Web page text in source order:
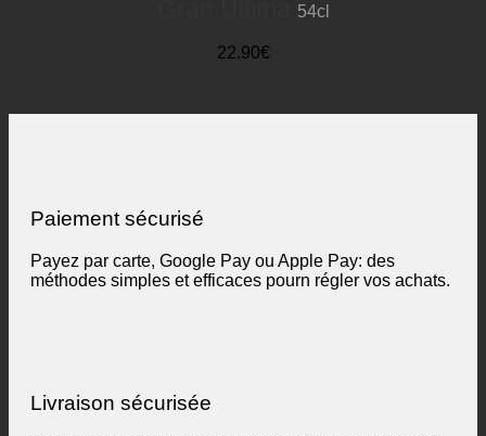
54cl
22.90€
Paiement sécurisé
Payez par carte, Google Pay ou Apple Pay: des
méthodes simples et efficaces pourn régler vos achats.
Livraison sécurisée